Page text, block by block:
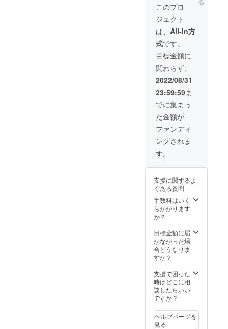
ます。
加工を
施した
デニム
か印象
的でし
たね。
赤系イ
ン
ナー、
デニム
JK＋パ
ンツの
セット
供いた
しま
す。
No.07
2017年
6月
Single "
Hell
Yeah !!
" リリー
ス。 MV
着用衣
装。 (こ
んなん
してる
から怖
いとか
言われ
スのみ
ンは付
属しま
せん。
予めご
了承く
い。
このプロ
ジェクト
は、 All-In方
式です。
目標金額に
関わらず、
2022/08/31
23:59:59ま
でに集まっ
た金額が
ファンディ
ングされま
す。
支援に関するよ
くある質問
手数料はいく
らかかります
か？
目標金額に届
かなかった場
合どうなりま
すか？
支援で困った
時はどこに相
談したらいい
ですか？
ヘルプページを
見る